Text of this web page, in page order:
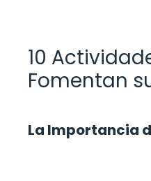
10
Fomentan
La Importancia